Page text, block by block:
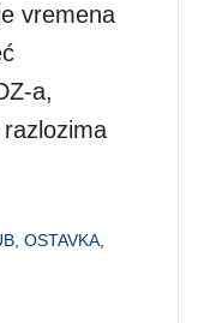
vremena
a,
,OSTAVKA